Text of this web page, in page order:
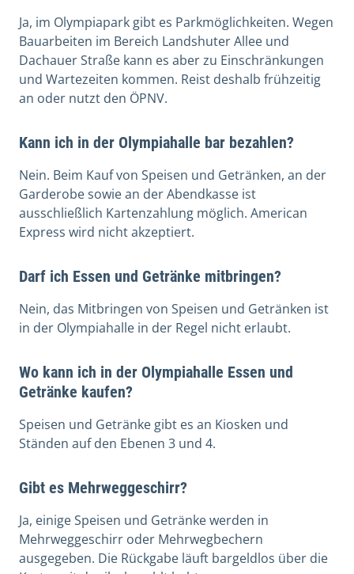
Ja, im Olympiapark gibt es Parkmöglichkeiten. Wegen
Bauarbeiten im Bereich Landshuter Allee und
Dachauer Straße kann es aber zu Einschränkungen
und Wartezeiten kommen. Reist deshalb frühzeitig
an oder nutzt den ÖPNV.
Kann ich in der Olympiahalle bar bezahlen?
Nein. Beim Kauf von Speisen und Getränken, an der
Garderobe sowie an der Abendkasse ist
ausschließlich Kartenzahlung möglich. American
Express wird nicht akzeptiert.
Darf ich Essen und Getränke mitbringen?
Nein, das Mitbringen von Speisen und Getränken ist
in der Olympiahalle in der Regel nicht erlaubt.
Wo kann ich in der Olympiahalle Essen und
Getränke kaufen?
Speisen und Getränke gibt es an Kiosken und
Ständen auf den Ebenen 3 und 4.
Gibt es Mehrweggeschirr?
Ja, einige Speisen und Getränke werden in
Mehrweggeschirr oder Mehrwegbechern
ausgegeben. Die Rückgabe läuft bargeldlos über die